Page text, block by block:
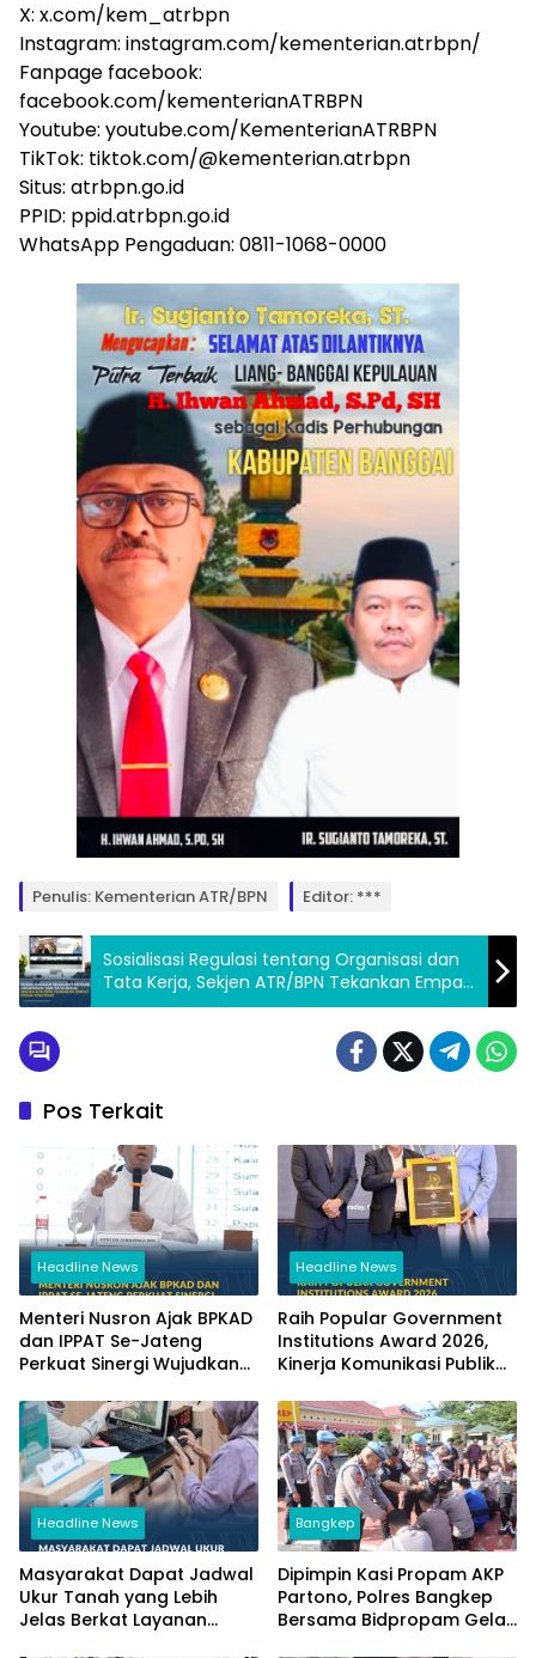
X: x.com/kem_atrbpn
Instagram: instagram.com/kementerian.atrbpn/
Fanpage facebook:
facebook.com/kementerianATRBPN
Youtube: youtube.com/KementerianATRBPN
TikTok: tiktok.com/@kementerian.atrbpn
Situs: atrbpn.go.id
PPID: ppid.atrbpn.go.id
WhatsApp Pengaduan: 0811-1068-0000
Penulis: Kementerian ATR/BPN Editor: ***
Sosialisasi Regulasi tentang Organisasi dan
Tata Kerja, Sekjen ATR/BPN Tekankan Empat
Pesan Strategis
Pos Terkait
Headline News
Menteri Nusron Ajak BPKAD
dan IPPAT Se-Jateng
Perkuat Sinergi Wujudkan
Pertanahan
Headline News
Raih Popular Government
Institutions Award 2026,
Kinerja Komunikasi Publik
Kembali Diakui
Headline News
Masyarakat Dapat Jadwal
Ukur Tanah yang Lebih
Jelas Berkat Layanan
Bangkep
Dipimpin Kasi Propam AKP
Partono, Polres Bangkep
Bersama Bidpropam Gelar